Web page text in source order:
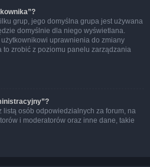
grup, jego domyślna grupa jest używana
domyślnie dla niego wyświetlana.
uprawnienia do zmiany
to zrobić z poziomu panelu zarządzania
listą osób odpowiedzialnych za forum, na
i moderatorów oraz inne dane, takie